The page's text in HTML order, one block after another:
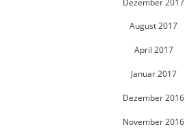
August 2017
April 2017
Januar 2017
Dezember 2016
November 2016